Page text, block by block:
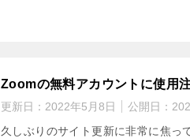
Zoomの無料アカウントに使用
更新日： 2022年5月8日 公開日：
久しぶりのサイト更新に非常に焦っ